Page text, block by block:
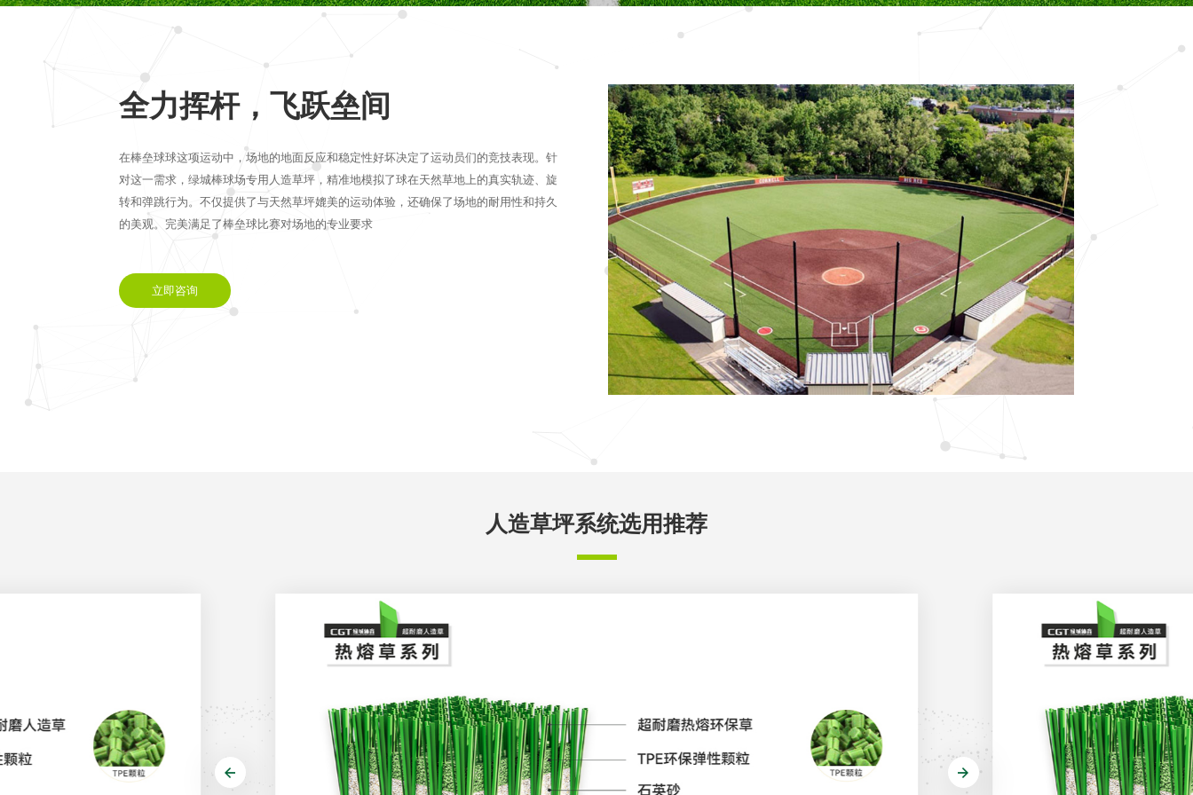
全力挥杆，飞跃垒间
在棒垒球球这项运动中，场地的地面反应和稳定性好坏决定了运动员们的竞技表现。针
对这一需求，绿城棒球场专用人造草坪，精准地模拟了球在天然草地上的真实轨迹、旋
转和弹跳行为。不仅提供了与天然草坪媲美的运动体验，还确保了场地的耐用性和持久
的美观。完美满足了棒垒球比赛对场地的专业要求
立即咨询
人造草坪系统选用推荐